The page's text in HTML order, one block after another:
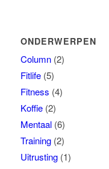
ONDERWERPEN
Column(2)
Fitlife(5)
Fitness (4)
Koffie(2)
Mentaal(6)
Training(2)
Uitrusting(1)